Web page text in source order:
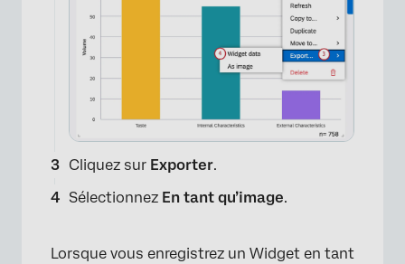
Cliquez sur Exporter.
Sélectionnez En tant qu’image.
Lorsque vous enregistrez un Widget en tant